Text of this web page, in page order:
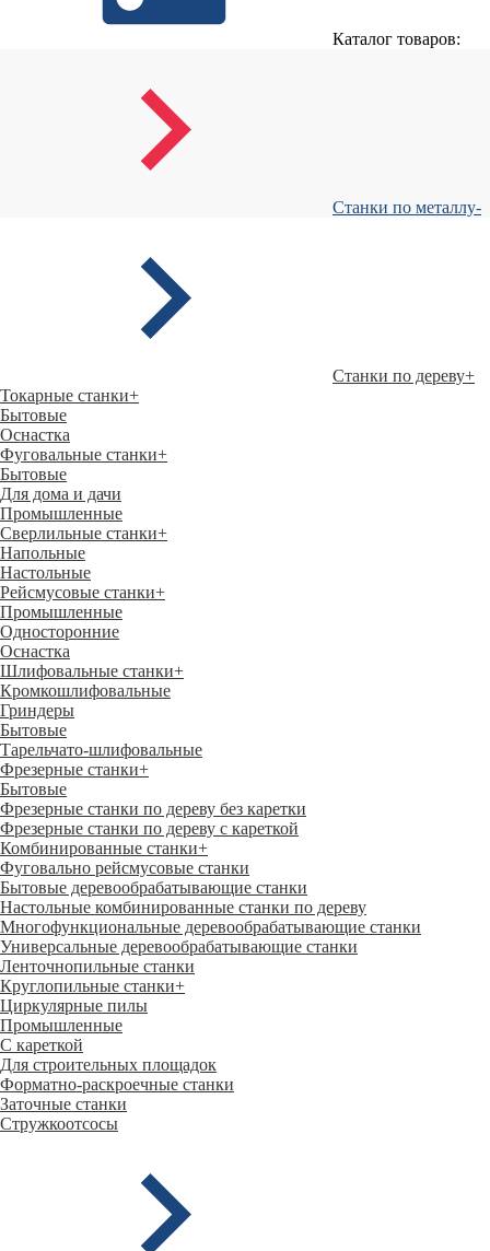
Каталог товаров:
Станки по металлу-
Станки по дереву+
Токарные станки+
Бытовые
Оснастка
Фуговальные станки+
Бытовые
Для дома и дачи
Промышленные
Сверлильные станки+
Напольные
Настольные
Рейсмусовые станки+
Промышленные
Односторонние
Оснастка
Шлифовальные станки+
Кромкошлифовальные
Гриндеры
Бытовые
Тарельчато-шлифовальные
Фрезерные станки+
Бытовые
Фрезерные станки по дереву без каретки
Фрезерные станки по дереву с кареткой
Комбинированные станки+
Фуговально рейсмусовые станки
Бытовые деревообрабатывающие станки
Настольные комбинированные станки по дереву
Многофункциональные деревообрабатывающие станки
Универсальные деревообрабатывающие станки
Ленточнопильные станки
Круглопильные станки+
Циркулярные пилы
Промышленные
С кареткой
Для строительных площадок
Форматно-раскроечные станки
Заточные станки
Стружкоотсосы